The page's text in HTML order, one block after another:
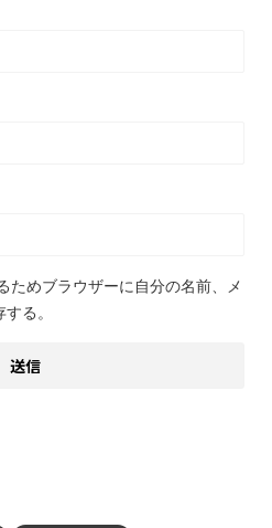
ためブラウザーに自分の名前、メ
る。